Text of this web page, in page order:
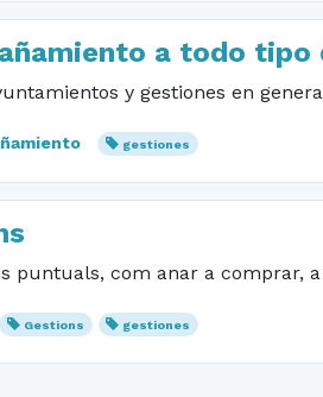
a todo tipo
y gestiones en
gestiones
puntuals, com anar a comprar,
Gestions gestiones